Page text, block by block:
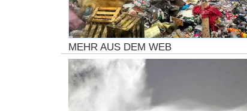
MEHR AUS DEM WEB